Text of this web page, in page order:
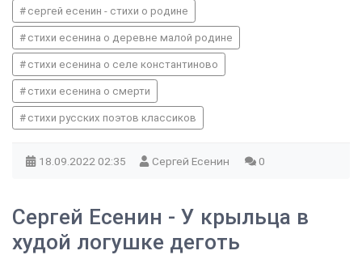
сергей есенин - стихи о родине
стихи есенина о деревне малой родине
стихи есенина о селе константиново
стихи есенина о смерти
стихи русских поэтов классиков
18.09.2022 02:35 Сергей Есенин 0
Сергей Есенин - У крыльца в
худой логушке деготь